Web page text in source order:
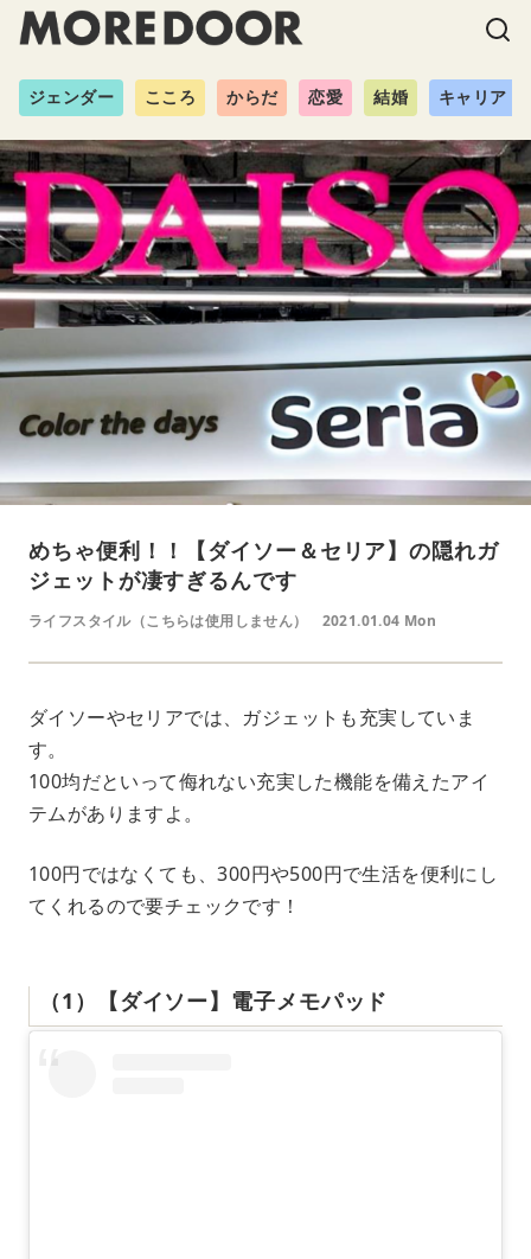
ジェンダー こころ からだ 恋愛 結婚 キャリア
めちゃ便利！！【ダイソー＆セリア】の隠れガ
ジェットが凄すぎるんです
ライフスタイル（こちらは使用しません） 2021.01.04 Mon
ダイソーやセリアでは、ガジェットも充実していま
す。
100均だといって侮れない充実した機能を備えたアイ
テムがありますよ。
100円ではなくても、300円や500円で生活を便利にし
てくれるので要チェックです！
（1）【ダイソー】電子メモパッド